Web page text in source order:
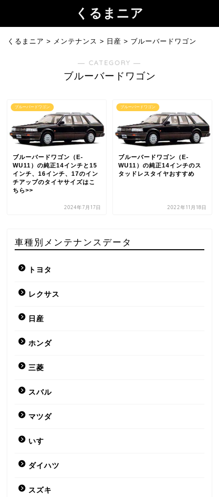
くるまニア
くるまニア > メンテナンス > 日産 > ブルーバードワゴン
― CATEGORY ―
ブルーバードワゴン
ブルーバードワゴン
ブルーバードワゴン（E-
WU11）の純正14インチと15
インチ、16インチ、17のイン
チアップのタイヤサイズはこ
ちら>>
2024年7月17日
ブルーバードワゴン
ブルーバードワゴン（E-
WU11）の純正14インチのス
タッドレスタイヤおすすめ
2022年11月18日
車種別メンテナンスデータ
トヨタ
レクサス
日産
ホンダ
三菱
スバル
マツダ
いすゞ
ダイハツ
スズキ